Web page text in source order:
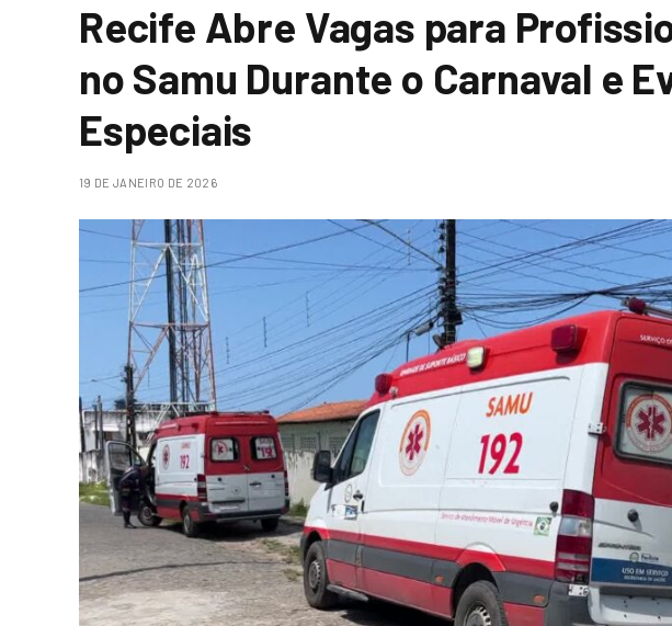
Recife Abre Vagas para
no Samu Durante o Carnaval e
Especiais
19 DE JANEIRO DE 2026